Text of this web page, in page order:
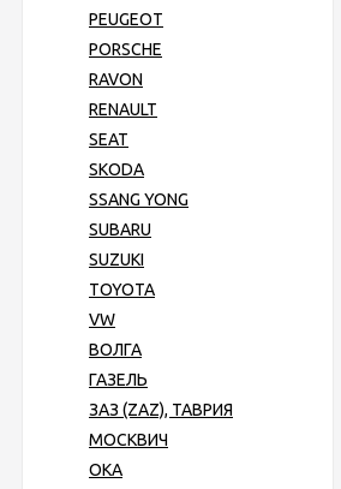
PEUGEOT
PORSCHE
RAVON
RENAULT
SEAT
SKODA
SSANG YONG
SUBARU
SUZUKI
TOYOTA
VW
ВОЛГА
ГАЗЕЛЬ
ЗАЗ (ZAZ), ТАВРИЯ
МОСКВИЧ
ОКА